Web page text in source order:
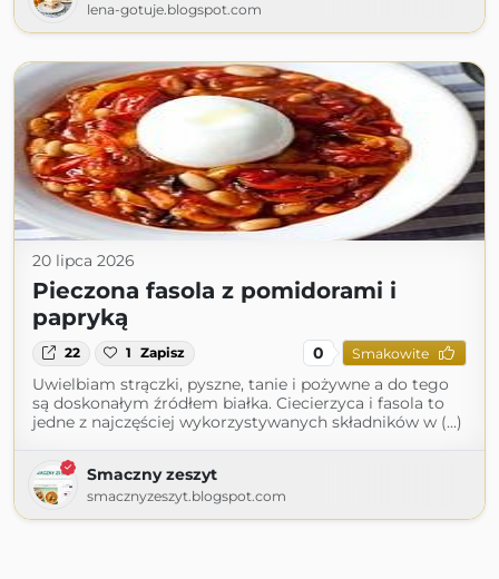
lena-gotuje.blogspot.com
20 lipca 2026
Pieczona fasola z pomidorami i
papryką
22 1 Zapisz 0 Smakowite
Uwielbiam strączki, pyszne, tanie i pożywne a do tego
są doskonałym źródłem białka. Ciecierzyca i fasola to
jedne z najczęściej wykorzystywanych składników w (...)
Smaczny zeszyt
smacznyzeszyt.blogspot.com